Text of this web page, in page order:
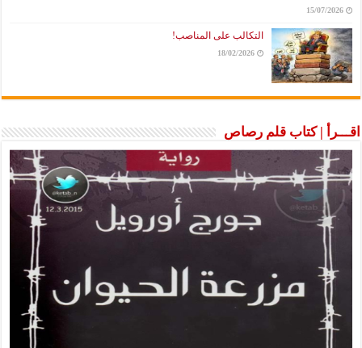
15/07/2026
التكالب على المناصب!
18/02/2026
اقـــرأ | كتاب قلم رصاص